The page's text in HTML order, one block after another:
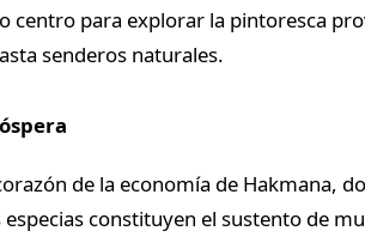
centro para explorar la pintoresca
senderos naturales.
de la economía de Hakmana,
especias constituyen el sustento de